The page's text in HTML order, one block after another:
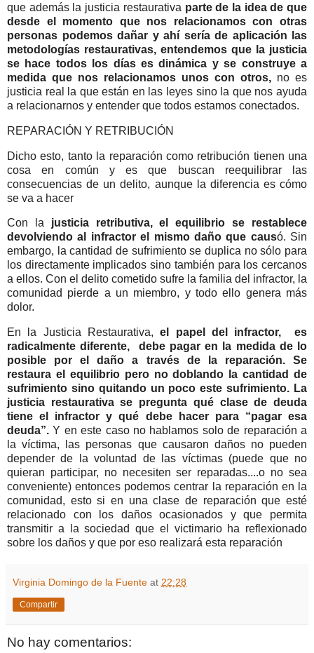
que además la justicia restaurativa parte de la idea de que
desde el momento que nos relacionamos con otras
personas podemos dañar y ahí sería de aplicación las
metodologías restaurativas, entendemos que la justicia
se hace todos los días es dinámica y se construye a
medida que nos relacionamos unos con otros, no es
justicia real la que están en las leyes sino la que nos ayuda
a relacionarnos y entender que todos estamos conectados.
REPARACIÓN Y RETRIBUCIÓN
Dicho esto, tanto la reparación como retribución tienen una
cosa en común y es que buscan reequilibrar las
consecuencias de un delito, aunque la diferencia es cómo
se va a hacer
Con la justicia retributiva, el equilibrio se restablece
devolviendo al infractor el mismo daño que causó. Sin
embargo, la cantidad de sufrimiento se duplica no sólo para
los directamente implicados sino también para los cercanos
a ellos. Con el delito cometido sufre la familia del infractor, la
comunidad pierde a un miembro, y todo ello genera más
dolor.
En la Justicia Restaurativa, el papel del infractor, es
radicalmente diferente, debe pagar en la medida de lo
posible por el daño a través de la reparación. Se
restaura el equilibrio pero no doblando la cantidad de
sufrimiento sino quitando un poco este sufrimiento. La
justicia restaurativa se pregunta qué clase de deuda
tiene el infractor y qué debe hacer para “pagar esa
deuda”.Y en este caso no hablamos solo de reparación a
la víctima, las personas que causaron daños no pueden
depender de la voluntad de las víctimas (puede que no
quieran participar, no necesiten ser reparadas....o no sea
conveniente) entonces podemos centrar la reparación en la
comunidad, esto si en una clase de reparación que esté
relacionado con los daños ocasionados y que permita
transmitir a la sociedad que el victimario ha reflexionado
sobre los daños y que por eso realizará esta reparación
Virginia Domingo de la Fuente at 22:28
Compartir
No hay comentarios: